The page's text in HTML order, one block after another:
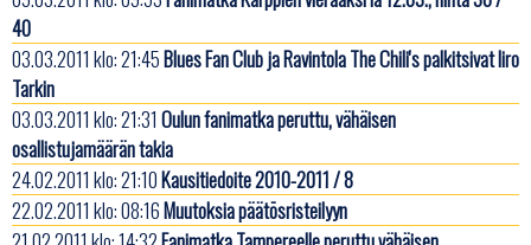
40
03.03.2011 klo: 21:45Blues Fan Club ja Ravintola The Chili's palkitsivat Iiro
Tarkin
03.03.2011 klo: 21:31 Oulun fanimatka peruttu, vähäisen
osallistujamäärän takia
24.02.2011 klo: 21:10Kausitiedoite 2010-2011 / 8
22.02.2011 klo: 08:16Muutoksia päätösristeilyyn